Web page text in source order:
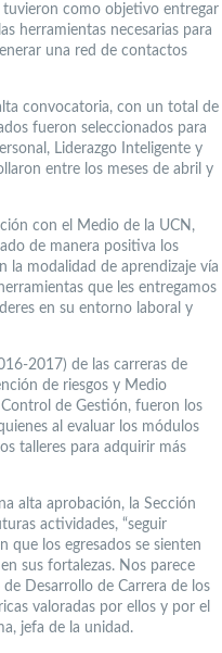
como objetivo entregar
herramientas necesarias para
una red de contactos
convocatoria, con un total de
fueron seleccionados para
Liderazgo Inteligente y
entre los meses de abril y
con el Medio de la UCN,
de manera positiva los
la modalidad de aprendizaje vía
que les entregamos
en su entorno laboral y
2017) de las carreras de
de riesgos y Medio
de Gestión, fueron los
al evaluar los módulos
talleres para adquirir más
alta aprobación, la Sección
actividades, “seguir
que los egresados se sienten
sus fortalezas. Nos parece
Desarrollo de Carrera de los
valoradas por ellos y por el
jefa de la unidad.